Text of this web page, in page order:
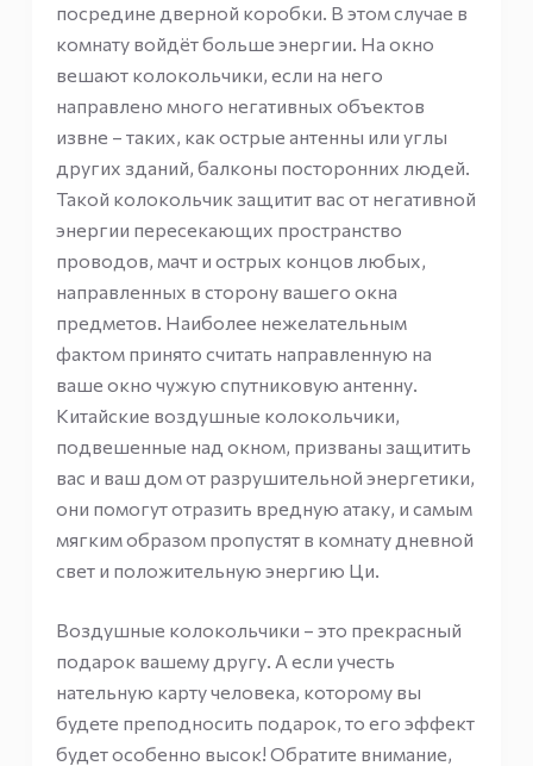
посредине дверной коробки. В этом случае в
комнату войдёт больше энергии. На окно
вешают колокольчики, если на него
направлено много негативных объектов
извне – таких, как острые антенны или углы
других зданий, балконы посторонних людей.
Такой колокольчик защитит вас от негативной
энергии пересекающих пространство
проводов, мачт и острых концов любых,
направленных в сторону вашего окна
предметов. Наиболее нежелательным
фактом принято считать направленную на
ваше окно чужую спутниковую антенну.
Китайские воздушные колокольчики,
подвешенные над окном, призваны защитить
вас и ваш дом от разрушительной энергетики,
они помогут отразить вредную атаку, и самым
мягким образом пропустят в комнату дневной
свет и положительную энергию Ци.
Воздушные колокольчики – это прекрасный
подарок вашему другу. А если учесть
нательную карту человека, которому вы
будете преподносить подарок, то его эффект
будет особенно высок! Обратите внимание,